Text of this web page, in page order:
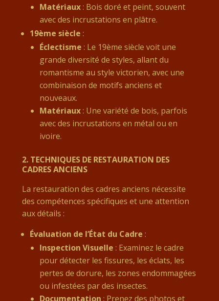
Matériaux: Bois doré et peint, souvent
avec des incrustations en plâtre.
19ème siècle :
Éclectisme : Le 19ème siècle voit une
grande diversité de styles, allant du
romantisme au style victorien, avec une
combinaison de motifs anciens et
nouveaux.
Matériaux: Une variété de bois, parfois
avec des incrustations en métal ou en
ivoire.
2. TECHNIQUES DE RESTAURATION DES
CADRES ANCIENS
La restauration des cadres anciens nécessite
des compétences spécifiques et une attention
aux détails :
Évaluation de l’État du Cadre :
Inspection Visuelle : Examinez le cadre
pour détecter les fissures, les éclats, les
pertes de dorure, les zones endommagées
ou infestées par des insectes.
Documentation : Prenez des photos et